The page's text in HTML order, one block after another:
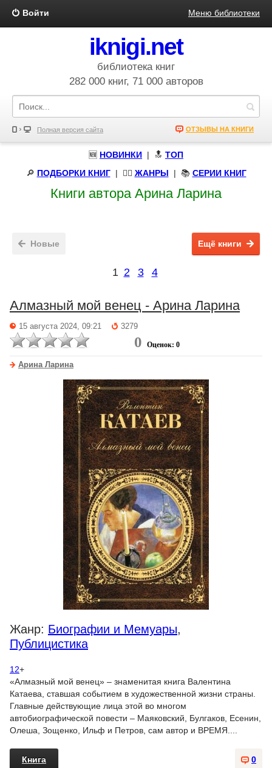
Войти Меню библиотеки
iknigi.net
библиотека книг
282 000 книг, 71 000 авторов
Полная версия сайта ОТЗЫВЫ НА КНИГИ
🆕 НОВИНКИ | 🔝 ТОП
🔎 ПОДБОРКИ КНИГ| 🧝‍♀️ ЖАНРЫ | 📚 СЕРИИ КНИГ
Книги автора Арина Ларина
Новые Ещё книги
1 2 3 4
Алмазный мой венец - Арина Ларина
15 августа 2024, 09:21 3279
0 Оценок: 0
Арина Ларина
Жанр: Биографии и Мемуары,
Публицистика
12+
«Алмазный мой венец» – знаменитая книга Валентина
Катаева, ставшая событием в художественной жизни страны.
Главные действующие лица этой во многом
автобиографической повести – Маяковский, Булгаков, Есенин,
Олеша, Зощенко, Ильф и Петров, сам автор и ВРЕМЯ....
0
Книга